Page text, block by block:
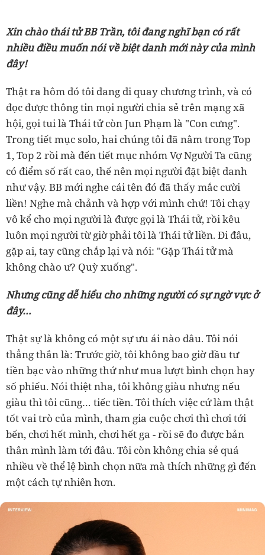
Xin chào thái tử BB Trần, tôi đang nghĩ bạn có rất
nhiều điều muốn nói về biệt danh mới này của mình
đây!
Thật ra hôm đó tôi đang đi quay chương trình, và có
đọc được thông tin mọi người chia sẻ trên mạng xã
hội, gọi tui là Thái tử còn Jun Phạm là "Con cưng".
Trong tiết mục solo, hai chúng tôi đã nằm trong Top
1, Top 2 rồi mà đến tiết mục nhóm Vợ Người Ta cũng
có điểm số rất cao, thế nên mọi người đặt biệt danh
như vậy. BB mới nghe cái tên đó đã thấy mắc cười
liền! Nghe mà chảnh và hợp với mình chứ! Tôi chạy
vô kể cho mọi người là được gọi là Thái tử, rồi kêu
luôn mọi người từ giờ phải tôi là Thái tử liền. Đi đâu,
gặp ai, tay cũng chắp lại và nói: "Gặp Thái tử mà
không chào ư? Quỳ xuống".
Nhưng cũng dễ hiểu cho những người có sự ngờ vực ở
đây…
Thật sự là không có một sự ưu ái nào đâu. Tôi nói
thẳng thắn là: Trước giờ, tôi không bao giờ đầu tư
tiền bạc vào những thứ như mua lượt bình chọn hay
số phiếu. Nói thiệt nha, tôi không giàu nhưng nếu
giàu thì tôi cũng… tiếc tiền. Tôi thích việc cứ làm thật
tốt vai trò của mình, tham gia cuộc chơi thì chơi tới
bến, chơi hết mình, chơi hết ga - rồi sẽ đo được bản
thân mình làm tới đâu. Tôi còn không chia sẻ quá
nhiều về thể lệ bình chọn nữa mà thích những gì đến
một cách tự nhiên hơn.